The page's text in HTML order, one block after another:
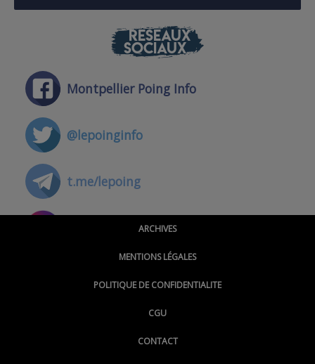
RÉSEAUX
SOCIAUX
Montpellier Poing Info
@lepoinginfo
t.me/lepoing
@montpellierpoinginfo
@LePoingMontpellier
ARCHIVES
MENTIONS LÉGALES
POLITIQUE DE CONFIDENTIALITE
CGU
CONTACT